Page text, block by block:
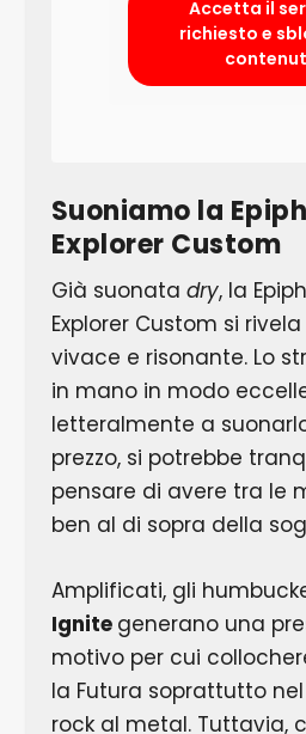
Accetta il
richiesto e
Suoniamo la
Explorer Custom
Già suonata dry, la
Explorer Custom si
vivace e risonante. Lo
in mano in modo
letteralmente a
prezzo, si potrebbe
pensare di avere tra le
ben al di sopra della
Amplificati, gli
Ignite generano una
motivo per cui
la Futura soprattutto
rock al metal. Tuttavia,